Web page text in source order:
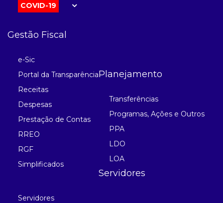
COVID-19
Gestão Fiscal
e-Sic
Portal da Transparência
Receitas
Despesas
Prestação de Contas
RREO
RGF
Simplificados
Planejamento
Transferências
Programas, Ações e Outros
PPA
LDO
LOA
Servidores
Servidores